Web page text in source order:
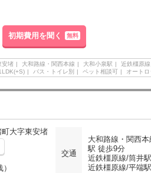
初期費用を聞く 無料
安堵 大和路線・関西本線 大和小泉駅 近鉄橿原線
バス・トイレ別 ペット相談可 オートロ
大字東安堵
交通
大和路線・関西
駅 徒歩9分
近鉄橿原線/筒井
近鉄橿原線/平端